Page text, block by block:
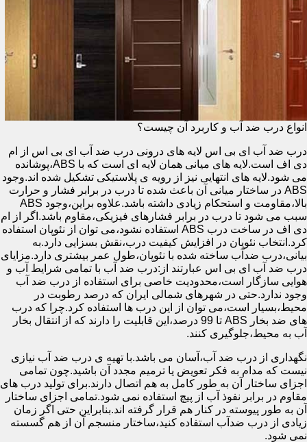
انواع درب ضد آب و کاربرد آن چیست؟
درب ضد آب ای بی اس لایه های درونی درب ضد آب ای بی اس از ام
دی اف است.لایه های میانی همان لایه ای است که با ABS،پوشانده
می شود.لایه های انتهایی نیز از رویه ی پلاستیکی تشکیل شده اند.وجود
ABS در ساختار میانی آن باعث شده تا درب در برابر فشار و حرارت
بالا،مقاومت و استحکام زیادی داشته باشد.علاوه براین،وجود ABS
سبب می شود تا درب در برابر فشارهای فیزیکی،مقاوم باشد.اگر از ام
دی اف در ساخت درب ABS استفاده نشود،می توان از نئوپان استفاده
کرد.انتخاب نئوپان در افزایش کیفیت درب،نقش بسزایی دارد.به
بیانی،درب ضدآب ساخته شده با نئوپان،طول عمر بیشتری دارد.مزایای
درب ضد آب ای بی اس عبارتند از:درب ضد آب با تمامی شرایط آب و
هوایی سازگار است،محدودیت خاصی برای استفاده از درب ضد آب
وجود ندارد.حتی در شهرهای شمالی ایران که درصد رطوبت در
محیط،بسیار است،می توان از این درب ها استفاده کرد.چرا که درب
های ضد بخار ABS تا 99 درصد،این قابلیت را دارند که از انتقال بخار
آب به محیط،جلوگیری کنند.
نگهداری از درب ضد آب،آسان می باشد.با تهیه ی درب ضد آب نیازی
نیست که مدام به فکر تعویض یا ترمیم مجدد آن باشید.چون تمامی
اجزای ساختار آن به طور کامل به هم اتصال دارند.برای تولید درب های
مقاوم در برابر نفوذ آب از پیچ استفاده نمی شود.تمامی اجزای ساختار
آن به طور پیوسته در کنار هم قرار گرفته اند.بنابراین حتی اگر زمان
زیادی از درب ضدآب استفاده کنید،ساختار منسجم آن از هم گسسته
نمی شود.